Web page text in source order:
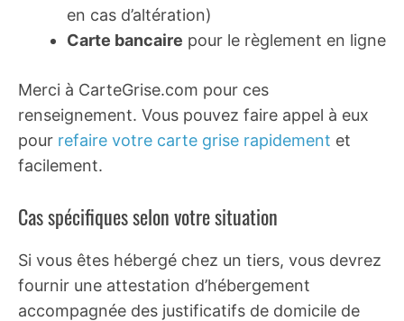
en cas d’altération)
Carte bancaire pour le règlement en ligne
Merci à CarteGrise.com pour ces
renseignement. Vous pouvez faire appel à eux
pour refaire votre carte grise rapidement et
facilement.
Cas spécifiques selon votre situation
Si vous êtes hébergé chez un tiers, vous devrez
fournir une attestation d’hébergement
accompagnée des justificatifs de domicile de